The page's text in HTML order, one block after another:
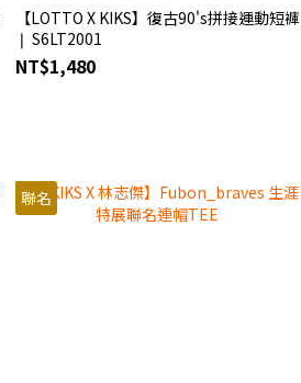
【LOTTO X KIKS】復古90's拼接運動短褲
❘ S6LT2001
NT$1,480
聯名